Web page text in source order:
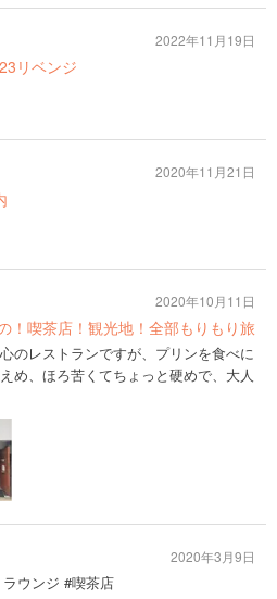
リベンジ
2022年11月19日
2020年11月21日
！喫茶店！観光地！全部もりもり旅
のレストランですが、プリンを食べに
め、ほろ苦くてちょっと硬めで、大人
2020年10月11日
ウンジ #喫茶店
2020年3月9日